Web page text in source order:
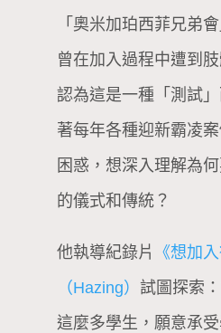
「奧米加珀西菲兄弟
曾在加入過程中遭到
認為這是一種「測試
著每年各種迎新霸凌
困惑，想深入理解為
的儀式和傳統？
他執導紀錄片
《想加
（Hazing） 試圖探索
這麼多學生，願意承